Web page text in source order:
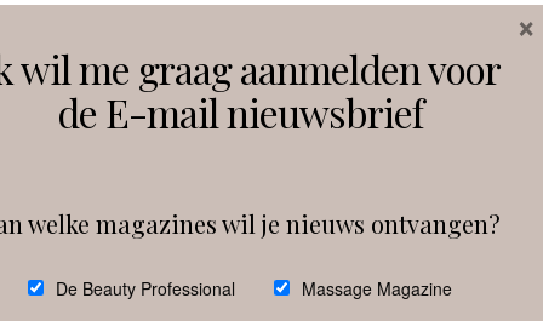
Volg ons
Follow on Instagram
wil me graag aanmelden voor
de E-mail nieuwsbrief
welke magazines wil je nieuws ontvangen?
De Beauty Professional Massage Magazine
×